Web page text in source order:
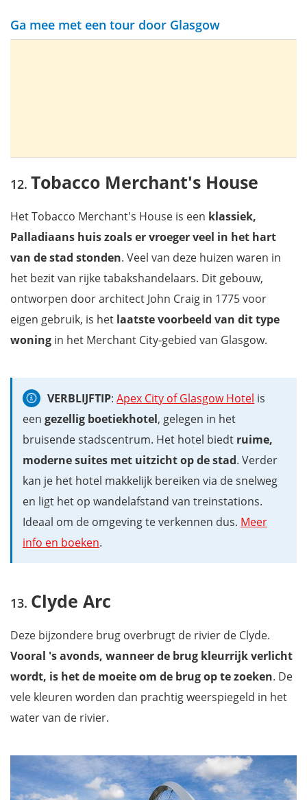
Ga mee met een tour door Glasgow
Tobacco Merchant's House
HetTobacco Merchant's House is een klassiek,
Palladiaans huiszoals er vroeger veel in het hart
van de stad stonden. Veel van deze huizen waren in
het bezit van rijke tabakshandelaars. Dit gebouw,
ontworpen door architect John Craig in 1775 voor
eigen gebruik, is het laatste voorbeeld van dit type
woning in het Merchant City-gebied van Glasgow.
VERBLIJFTIP:Apex City of Glasgow Hotel is
een gezellig boetiekhotel, gelegen in het
bruisende stadscentrum. Het hotel biedt ruime,
moderne suites met uitzicht op de stad. Verder
kan je het hotel makkelijk bereiken via de snelweg
en ligt het op wandelafstand van treinstations.
Ideaal om de omgeving te verkennen dus. Meer
info en boeken.
Clyde Arc
Deze bijzondere brug overbrugt de rivier de Clyde.
Vooral 's avonds, wanneer de brug kleurrijk verlicht
wordt, is het de moeite om de brug op te zoeken. De
vele kleuren worden dan prachtig weerspiegeld in het
water van de rivier.